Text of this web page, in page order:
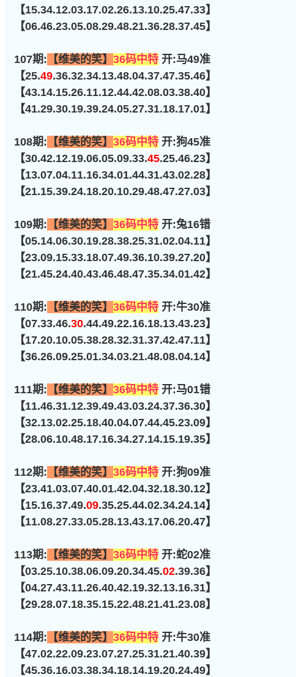
【15.34.12.03.17.02.26.13.10.25.47.33】
【06.46.23.05.08.29.48.21.36.28.37.45】
107期: 【维美的笑】 36码中特 开:马49准
【25.49.36.32.34.13.48.04.37.47.35.46】
【43.14.15.26.11.12.44.42.08.03.38.40】
【41.29.30.19.39.24.05.27.31.18.17.01】
108期: 【维美的笑】 36码中特 开:狗45准
【30.42.12.19.06.05.09.33.45.25.46.23】
【13.07.04.11.16.34.01.44.31.43.02.28】
【21.15.39.24.18.20.10.29.48.47.27.03】
109期: 【维美的笑】 36码中特 开:兔16错
【05.14.06.30.19.28.38.25.31.02.04.11】
【23.09.15.33.18.07.49.36.10.39.27.20】
【21.45.24.40.43.46.48.47.35.34.01.42】
110期: 【维美的笑】 36码中特 开:牛30准
【07.33.46.30.44.49.22.16.18.13.43.23】
【17.20.10.05.38.28.32.31.37.42.47.11】
【36.26.09.25.01.34.03.21.48.08.04.14】
111期: 【维美的笑】 36码中特 开:马01错
【11.46.31.12.39.49.43.03.24.37.36.30】
【32.13.02.25.18.40.04.07.44.45.23.09】
【28.06.10.48.17.16.34.27.14.15.19.35】
112期: 【维美的笑】 36码中特 开:狗09准
【23.41.03.07.40.01.42.04.32.18.30.12】
【15.16.37.49.09.35.25.44.02.34.24.14】
【11.08.27.33.05.28.13.43.17.06.20.47】
113期: 【维美的笑】 36码中特 开:蛇02准
【03.25.10.38.06.09.20.34.45.02.39.36】
【04.27.43.11.26.40.42.19.32.13.16.31】
【29.28.07.18.35.15.22.48.21.41.23.08】
114期: 【维美的笑】 36码中特 开:牛30准
【47.02.22.09.23.07.27.25.31.21.40.39】
【45.36.16.03.38.34.18.14.19.20.24.49】